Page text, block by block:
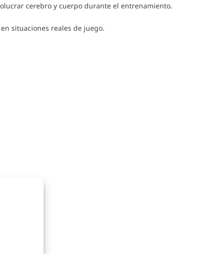
cerebro y cuerpo durante el entrenamiento.
situaciones reales de juego.